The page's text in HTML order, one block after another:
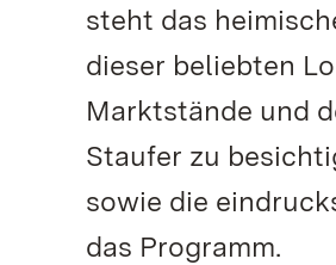
steht das
dieser beliebten
Marktstände und
Staufer zu
sowie die
das Programm.